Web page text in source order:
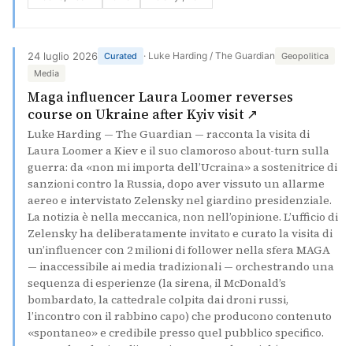
24 luglio 2026 Curated · Luke Harding / The Guardian
Geopolitica
Media
Maga influencer Laura Loomer reverses
course on Ukraine after Kyiv visit ↗
Luke Harding — The Guardian — racconta la visita di
Laura Loomer a Kiev e il suo clamoroso about-turn sulla
guerra: da «non mi importa dell’Ucraina» a sostenitrice di
sanzioni contro la Russia, dopo aver vissuto un allarme
aereo e intervistato Zelensky nel giardino presidenziale.
La notizia è nella meccanica, non nell’opinione. L’ufficio di
Zelensky ha deliberatamente invitato e curato la visita di
un’influencer con 2 milioni di follower nella sfera MAGA
— inaccessibile ai media tradizionali — orchestrando una
sequenza di esperienze (la sirena, il McDonald’s
bombardato, la cattedrale colpita dai droni russi,
l’incontro con il rabbino capo) che producono contenuto
«spontaneo» e credibile presso quel pubblico specifico.